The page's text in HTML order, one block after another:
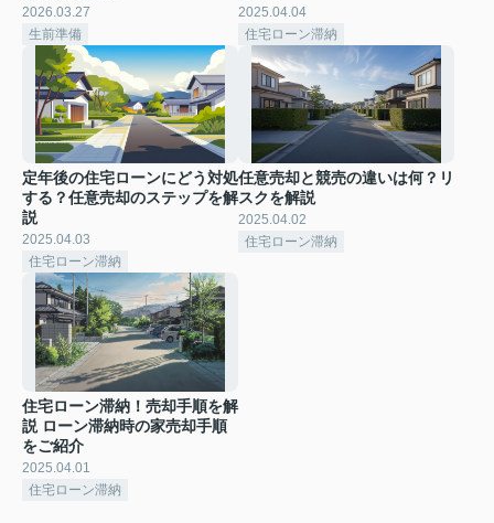
2026.03.27
生前準備
2025.04.04
住宅ローン滞納
定年後の住宅ローンにどう対処
する？任意売却のステップを解
説
2025.04.03
住宅ローン滞納
任意売却と競売の違いは何？リ
スクを解説
2025.04.02
住宅ローン滞納
住宅ローン滞納！売却手順を解
説 ローン滞納時の家売却手順
をご紹介
2025.04.01
住宅ローン滞納